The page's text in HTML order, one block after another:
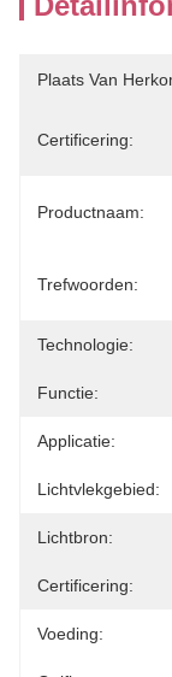
Plaats Van
Certificering:
Productnaam:
Trefwoorden:
Technologie:
Functie:
Applicatie:
Lichtvlekgebied:
Lichtbron:
Certificering:
Voeding: